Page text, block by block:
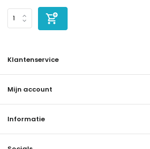
Klantenservice
Mijn account
Informatie